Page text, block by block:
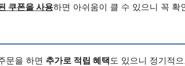
쿠폰을 사용하면 아쉬움이 클 수 있으니 꼭 확
문을 하면 추가로 적립 혜택 도 있으니 정기적